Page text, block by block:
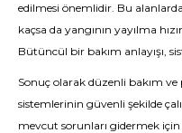
edilmesi önemlidir. Bu
kaçsa da yangının yayılma
Bütüncül bir bakım anlayışı,
Sonuç olarak düzenli bakım
sistemlerinin güvenli şekilde
mevcut sorunları gidermek